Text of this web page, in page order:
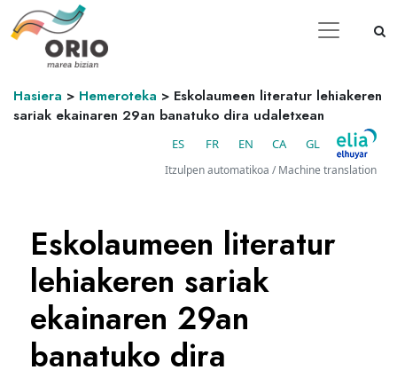
Hasiera > Hemeroteka > Eskolaumeen literatur lehiakeren
sariak ekainaren 29an banatuko dira udaletxean
ES FR EN CA GL
Itzulpen automatikoa / Machine translation
Eskolaumeen literatur
lehiakeren sariak
ekainaren 29an
banatuko dira